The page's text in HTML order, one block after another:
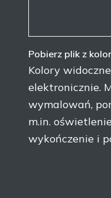
Pobierz plik z
Kolory
elektronicznie.
wymalowań,
m.in.
wykończenie i